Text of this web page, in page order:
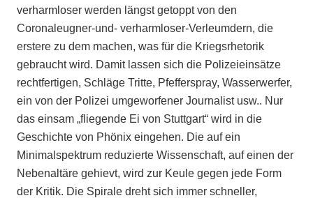
verharmloser werden längst getoppt von den
Coronaleugner-und- verharmloser-Verleumdern, die
erstere zu dem machen, was für die Kriegsrhetorik
gebraucht wird. Damit lassen sich die Polizeieinsätze
rechtfertigen, Schläge Tritte, Pfefferspray, Wasserwerfer,
ein von der Polizei umgeworfener Journalist usw.. Nur
das einsam „fliegende Ei von Stuttgart“ wird in die
Geschichte von Phönix eingehen. Die auf ein
Minimalspektrum reduzierte Wissenschaft, auf einen der
Nebenaltäre gehievt, wird zur Keule gegen jede Form
der Kritik. Die Spirale dreht sich immer schneller,